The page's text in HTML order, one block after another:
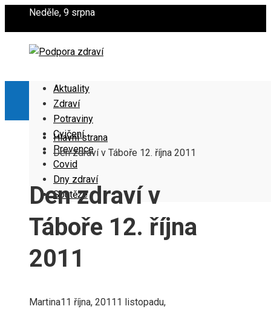
Neděle, 9 srpna
Aktuality
Zdraví
Potraviny
Cvičení
Prevence
Covid
Dny zdraví
Soutěže
Hlavní strana
Den zdraví v Táboře 12. října 2011
Den zdraví v
Táboře 12. října
2011
Martina11 října, 2011 1 listopadu,